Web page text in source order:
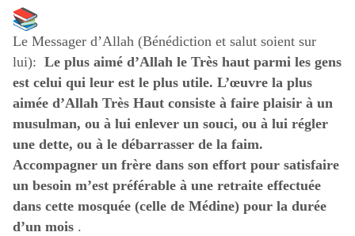
Le Messager d’Allah (Bénédiction et salut soient sur
lui): Le plus aimé d’Allah le Très haut parmi les gens
est celui qui leur est le plus utile. L’œuvre la plus
aimée d’Allah Très Haut consiste à faire plaisir à un
musulman, ou à lui enlever un souci, ou à lui régler
une dette, ou à le débarrasser de la faim.
Accompagner un frère dans son effort pour satisfaire
un besoin m’est préférable à une retraite effectuée
dans cette mosquée (celle de Médine) pour la durée
d’un mois .